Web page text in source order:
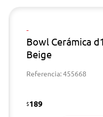
-
Bowl Cerámica
Beige
Referencia: 455668
$189